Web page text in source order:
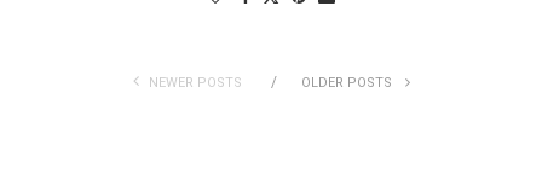
NEWER POSTS OLDER POSTS